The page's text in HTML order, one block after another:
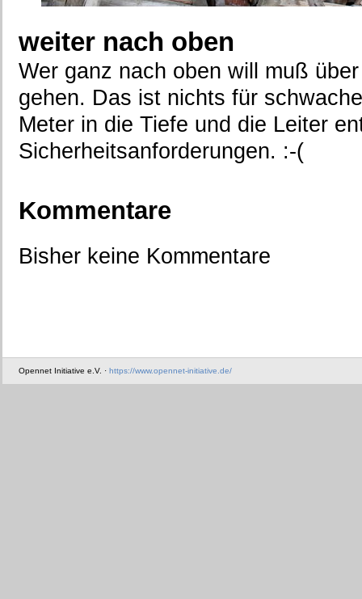
weiter nach oben
Wer ganz nach oben will muß
gehen. Das ist nichts für
Meter in die Tiefe und die Leiter
Sicherheitsanforderungen. :-(
Kommentare
Bisher keine Kommentare
Opennet Initiative e.V. · https://www.opennet-initiative.de/